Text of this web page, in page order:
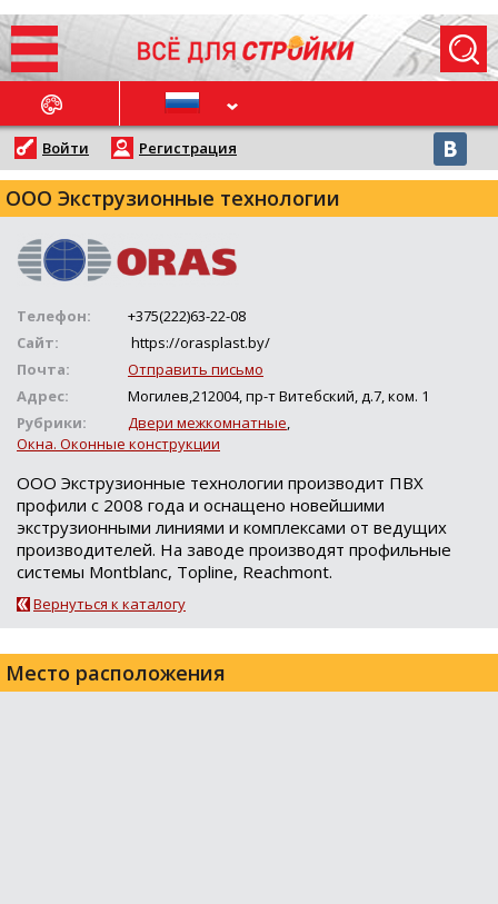
НОВОСТИ
Войти Регистрация
ООО Экструзионные технологии
Телефон:
+375(222)63-22-08
Сайт:
https://orasplast.by/
Почта:
Отправить письмо
Адрес:
Могилев,212004, пр-т Витебский, д.7, ком. 1
Рубрики:
Двери межкомнатные,
Окна. Оконные конструкции
ООО Экструзионные технологии производит ПВХ
профили с 2008 года и оснащено новейшими
экструзионными линиями и комплексами от ведущих
производителей. На заводе производят профильные
cистемы Montblanc, Topline, Reachmont.
Вернуться к каталогу
Место расположения